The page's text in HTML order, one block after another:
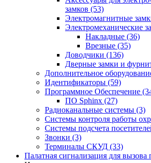
замков (53)
Электромагнитные
Электромеханические
Накладные (36)
Врезные (35)
Доводчики (136)
Дверные замки и
Дополнительное
Идентификаторы (59)
Программное Обеспечение
ПО Sphinx (27)
Радиоканальные системы (3)
Системы контроля работы
Системы подсчета
Звонки (3)
Терминалы СКУД (33)
Палатная сигнализация для вызова